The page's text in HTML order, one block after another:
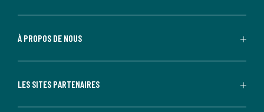
À PROPOS DE NOUS
LES SITES PARTENAIRES